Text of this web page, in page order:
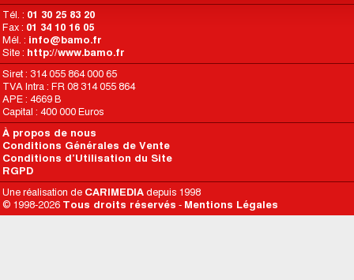
Tél. : 01 30 25 83 20
Fax : 01 34 10 16 05
Mél. : info@bamo.fr
Site : http://www.bamo.fr
Siret : 314 055 864 000 65
TVA Intra : FR 08 314 055 864
APE : 4669 B
Capital : 400 000 Euros
À propos de nous
Conditions Générales de Vente
Conditions d’Utilisation du Site
RGPD
Une réalisation de CARIMEDIA depuis 1998
© 1998-2026 Tous droits réservés - Mentions Légales